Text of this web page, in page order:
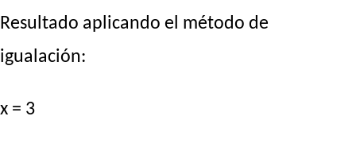
Resultado aplicando el método de
igualación:
x = 3